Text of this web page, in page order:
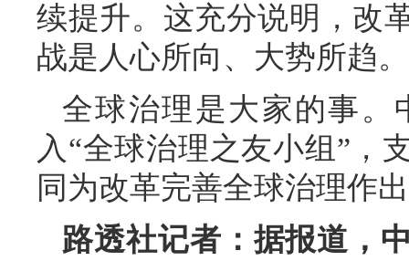
续提升。这充分说明，改
战是人心所向、大势所趋。
全球治理是大家的事。
入“全球治理之友小组”，
同为改革完善全球治理作
路透社记者：据报道，